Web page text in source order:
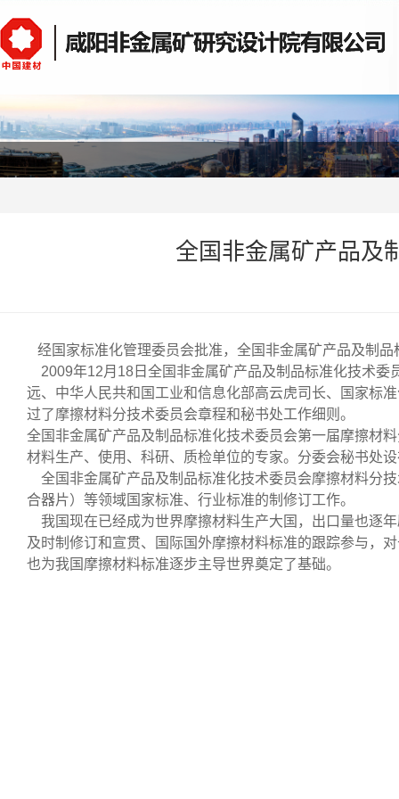
全国非金属矿产品及
经国家标准化管理委员会批准，全国非金属矿产品及制
2009年12月18日全国非金属矿产品及制品标准化技术委
远、中华人民共和国工业和信息化部高云虎司长、国家标
过了摩擦材料分技术委员会章程和秘书处工作细则。
全国非金属矿产品及制品标准化技术委员会第一届摩擦材
材料生产、使用、科研、质检单位的专家。分委会秘书处
全国非金属矿产品及制品标准化技术委员会摩擦材料分
合器片）等领域国家标准、行业标准的制修订工作。
我国现在已经成为世界摩擦材料生产大国，出口量也逐
及时制修订和宣贯、国际国外摩擦材料标准的跟踪参与，
也为我国摩擦材料标准逐步主导世界奠定了基础。